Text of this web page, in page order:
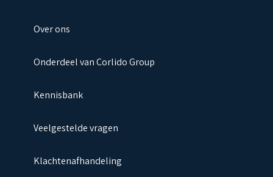
Over ons
Onderdeel van Corlido Group
Kennisbank
Veelgestelde vragen
Klachtenafhandeling